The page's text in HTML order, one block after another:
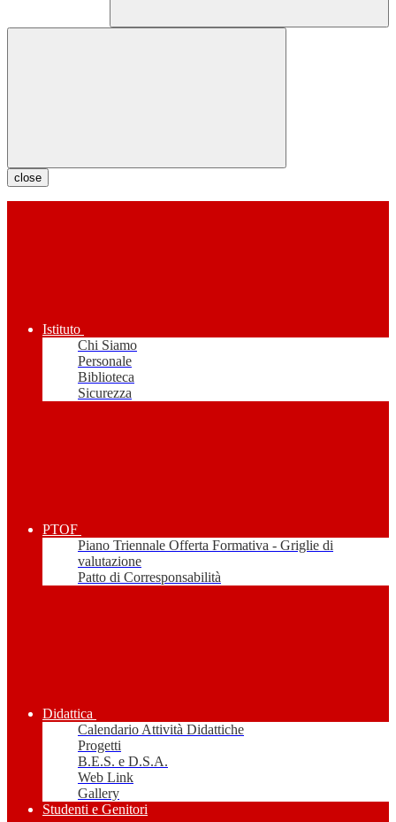
close
Istituto
Chi Siamo
Personale
Biblioteca
Sicurezza
PTOF
Piano Triennale Offerta Formativa - Griglie di
valutazione
Patto di Corresponsabilità
Didattica
Calendario Attività Didattiche
Progetti
B.E.S. e D.S.A.
Web Link
Gallery
Studenti e Genitori